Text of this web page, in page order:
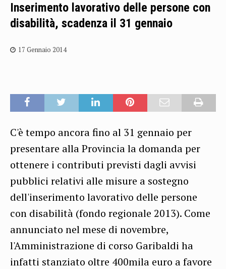
Inserimento lavorativo delle persone con
disabilità, scadenza il 31 gennaio
17 Gennaio 2014
C'è tempo ancora fino al 31 gennaio per
presentare alla Provincia la domanda per
ottenere i contributi previsti dagli avvisi
pubblici relativi alle misure a sostegno
dell'inserimento lavorativo delle persone
con disabilità (fondo regionale 2013). Come
annunciato nel mese di novembre,
l'Amministrazione di corso Garibaldi ha
infatti stanziato oltre 400mila euro a favore